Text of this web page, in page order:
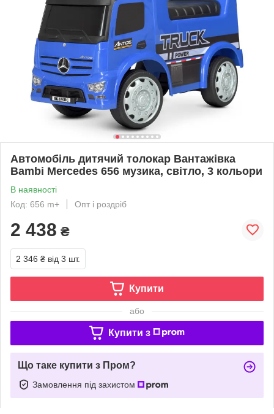
Автомобіль дитячий толокар Вантажівка
Bambi Mercedes 656 музика, світло, 3 кольори
В наявності
Код: 656 m+
Опт і роздріб
2 438 ₴
2 346 ₴ від 3 шт.
Купити
або
Купити з
Що таке купити з Пром?
Замовлення під захистом